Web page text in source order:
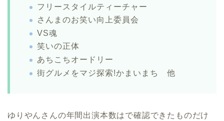
フリースタイルティーチャー
さんまのお笑い向上委員会
VS魂
笑いの正体
あちこちオードリー
街グルメをマジ探索!かまいまち 他
ゆりやんさんの年間出演本数はで確認できたものだけ